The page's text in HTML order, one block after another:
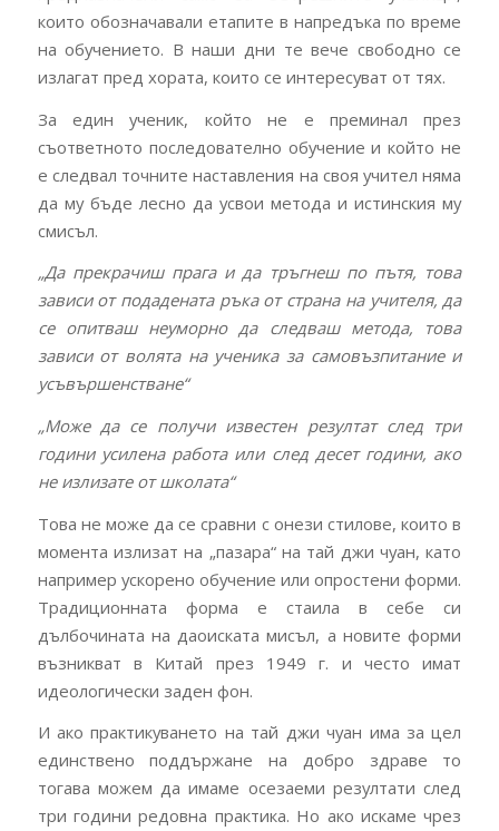
които обозначавали етапите в напредъка по време
на обучението. В наши дни те вече свободно се
излагат пред хората, които се интересуват от тях.
За един ученик, който не е преминал през
съответното последователно обучение и който не
е следвал точните наставления на своя учител няма
да му бъде лесно да усвои метода и истинския му
смисъл.
„Да прекрачиш прага и да тръгнеш по пътя, това
зависи от подадената ръка от страна на учителя, да
се опитваш неуморно да следваш метода, това
зависи от волята на ученика за самовъзпитание и
усъвършенстване“
„Може да се получи известен резултат след три
години усилена работа или след десет години, ако
не излизате от школата“
Това не може да се сравни с онези стилове, които в
момента излизат на „пазара“ на тай джи чуан, като
например ускорено обучение или опростени форми.
Традиционната форма е стаила в себе си
дълбочината на даоиската мисъл, а новите форми
възникват в Китай през 1949 г. и често имат
идеологически заден фон.
И ако практикуването на тай джи чуан има за цел
единствено поддържане на добро здраве то
тогава можем да имаме осезаеми резултати след
три години редовна практика. Но ако искаме чрез